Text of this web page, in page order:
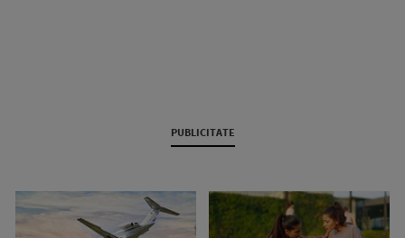
PUBLICITATE